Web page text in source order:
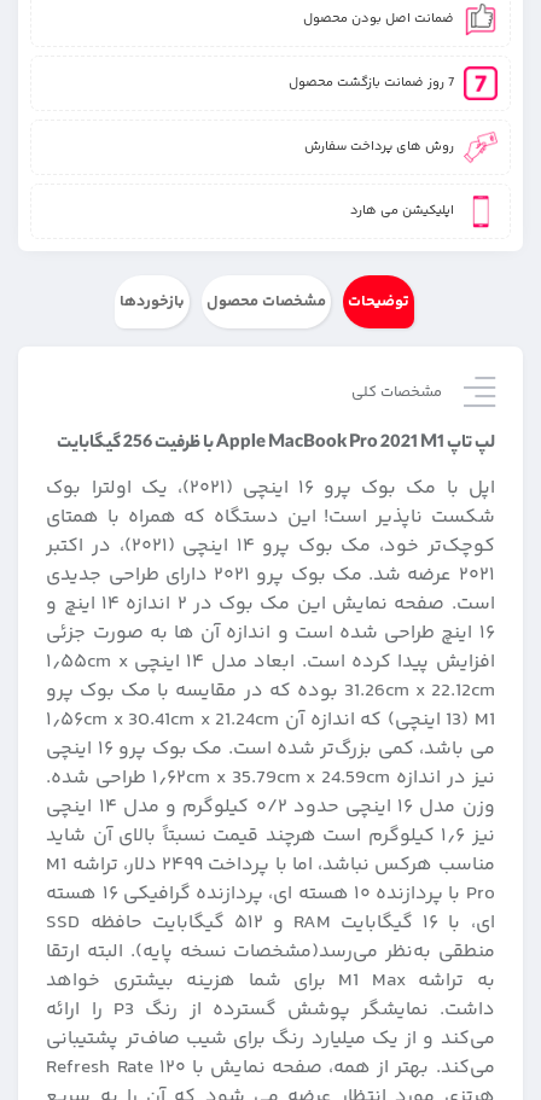
ضمانت اصل بودن محصول
7 روز ضمانت بازگشت محصول
روش های پرداخت سفارش
اپلیکیشن می هارد
توضیحات مشخصات محصول بازخوردها
مشخصات کلی
لپ تاپ Apple MacBook Pro 2021 M1 با ظرفیت 256 گیگابایت
اپل با مک بوک پرو ۱۶ اینچی (۲۰۲۱)، یک اولترا بوک
شکست ناپذیر است! این دستگاه که همراه با همتای
کوچک‌تر خود، مک بوک پرو ۱۴ اینچی (۲۰۲۱)، در اکتبر
۲۰۲۱ عرضه شد. مک بوک پرو ۲۰۲۱ دارای طراحی جدیدی
است. صفحه نمایش این مک بوک در ۲ اندازه ۱۴ اینچ و
۱۶ اینچ طراحی شده است و اندازه آن ها به صورت جزئی
افزایش پیدا کرده است. ابعاد مدل ۱۴ اینچی ۱٫۵۵cm x
31.26cm x 22.12cm بوده که در مقایسه با مک بوک پرو
M1 (13 اینچی) که اندازه آن ۱٫۵۶cm x 30.41cm x 21.24cm
می باشد، کمی بزرگ‌تر شده است. مک بوک پرو ۱۶ اینچی
نیز در اندازه ۱٫۶۲cm x 35.79cm x 24.59cm طراحی شده.
وزن مدل ۱۶ اینچی حدود ۰/۲ کیلوگرم و مدل ۱۴ اینچی
نیز ۱٫۶ کیلوگرم است هرچند قیمت نسبتاً بالای آن شاید
مناسب هرکس نباشد، اما با پرداخت ۲۴۹۹ دلار، تراشه M1
Pro با پردازنده ۱۰ هسته ای، پردازنده گرافیکی ۱۶ هسته
ای، با ۱۶ گیگابایت RAM و ۵۱۲ گیگابایت حافظه SSD
منطقی به‌نظر می‌رسد(مشخصات نسخه پایه). البته ارتقا
به تراشه M1 Max برای شما هزینه بیشتری خواهد
داشت. نمایشگر پوشش گسترده از رنگ P3 را ارائه
می‌کند و از یک میلیارد رنگ برای شیب صاف‌تر پشتیبانی
می‌کند. بهتر از همه، صفحه نمایش با Refresh Rate ۱۲۰